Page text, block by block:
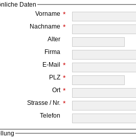
Daten
Vorname *
Nachname *
Alter
Firma
E-Mail
*
PLZ *
Ort *
Strasse / Nr. *
Telefon